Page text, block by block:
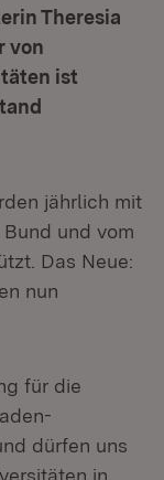
Theresia
von
ist
jährlich mit
und vom
Das Neue:
nun
für die
dürfen uns
in